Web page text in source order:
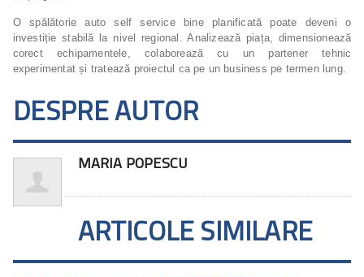
O spălătorie auto self service bine planificată poate deveni o
investiție stabilă la nivel regional. Analizează piața, dimensionează
corect echipamentele, colaborează cu un partener tehnic
experimentat și tratează proiectul ca pe un business pe termen lung.
DESPRE AUTOR
MARIA POPESCU
ARTICOLE SIMILARE